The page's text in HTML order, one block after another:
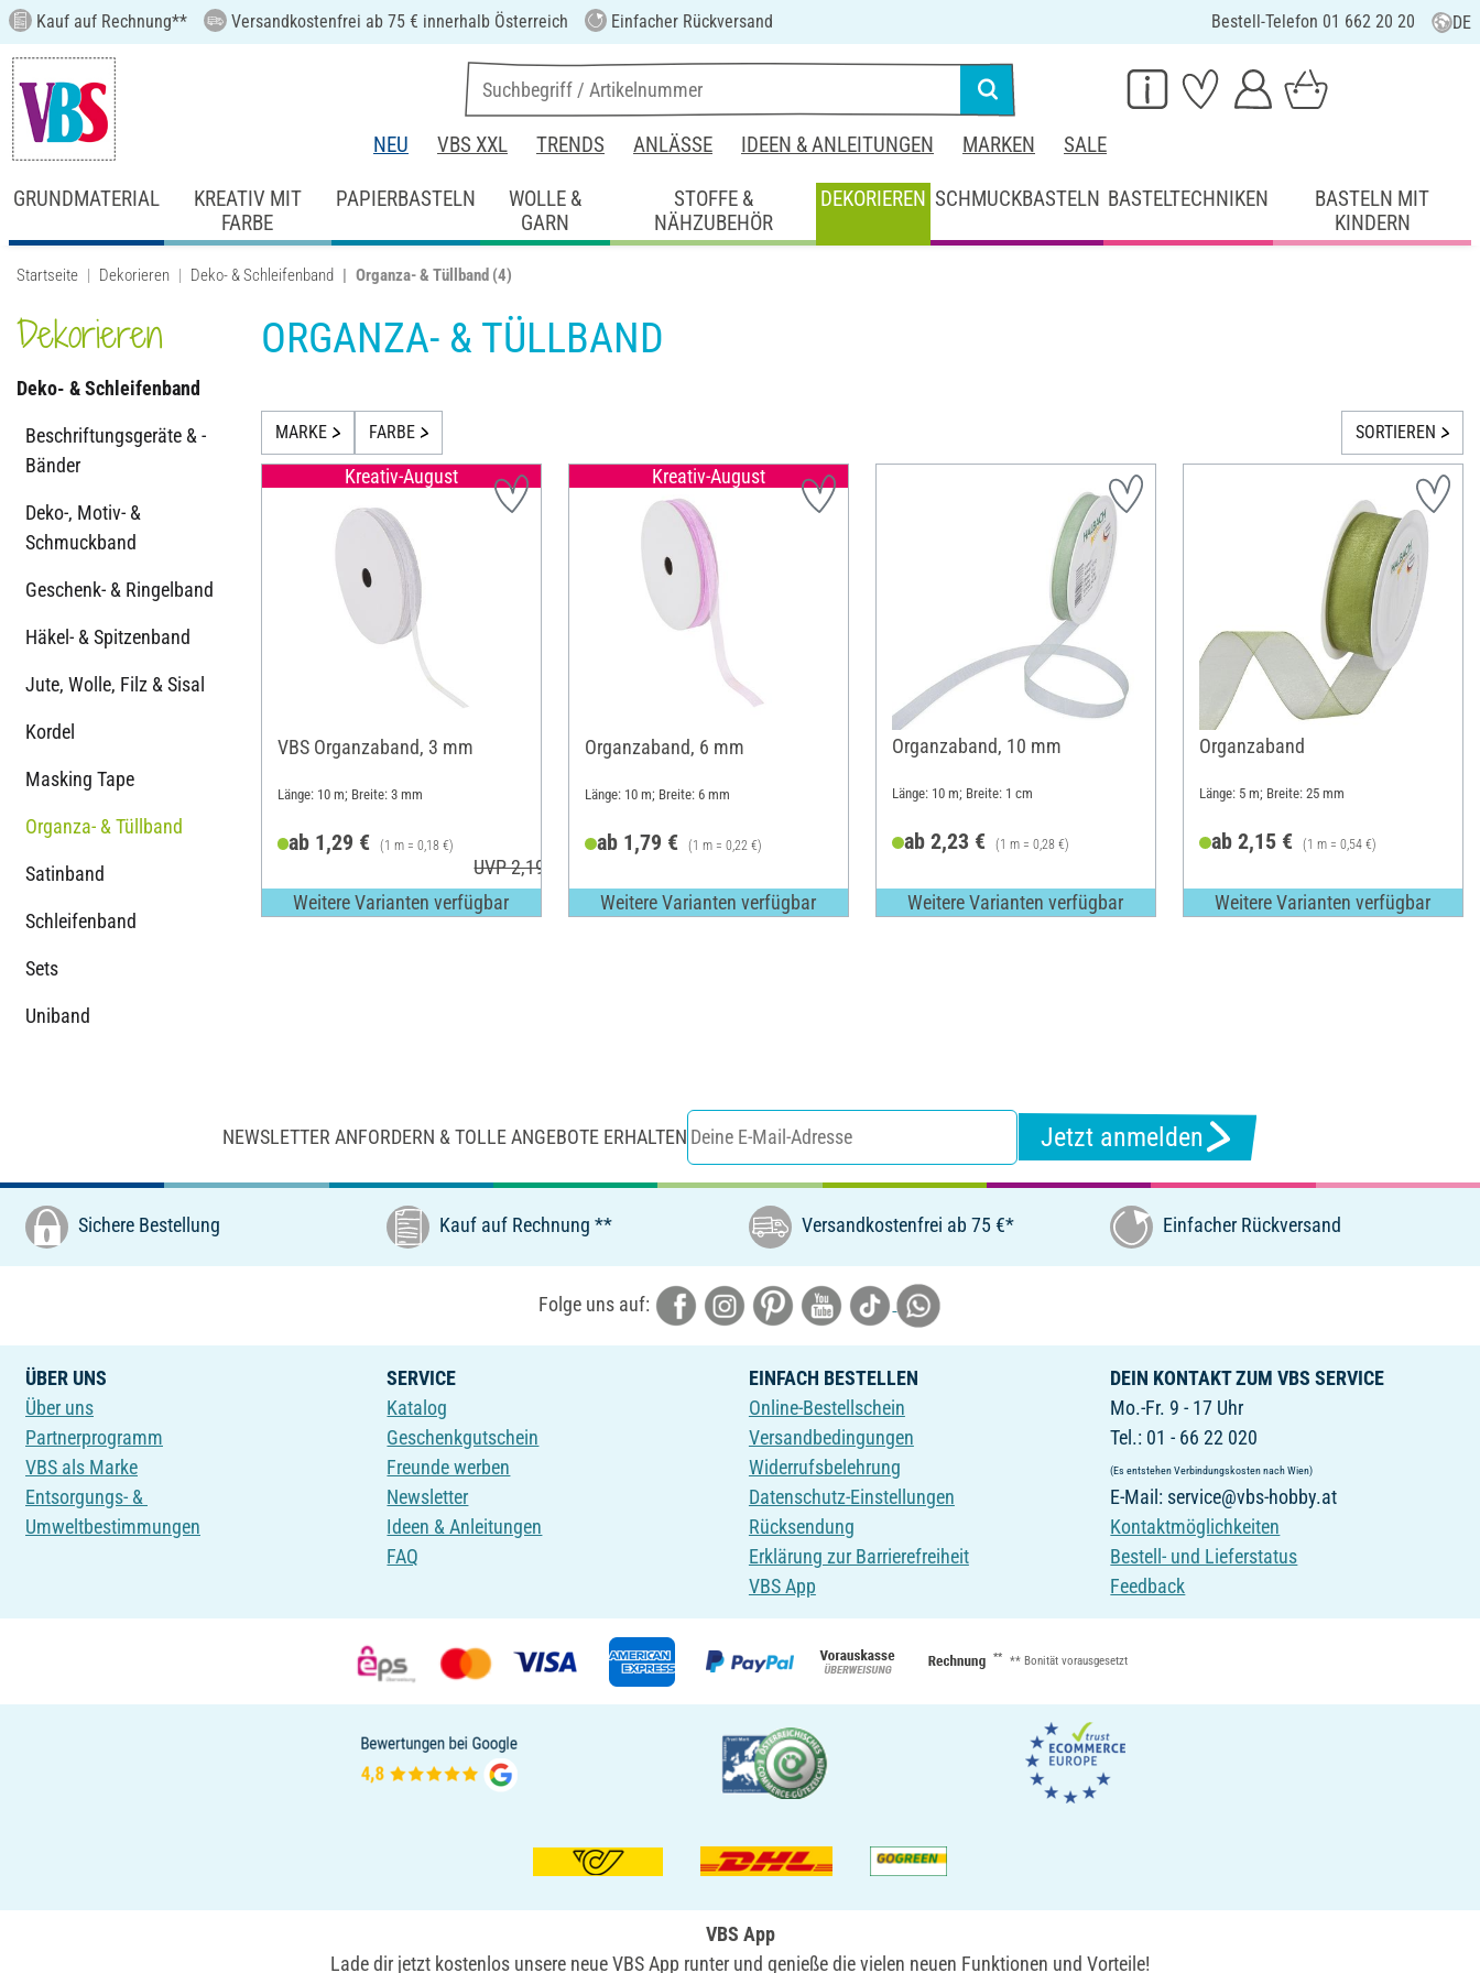
Kauf auf Rechnung** Versandkostenfrei ab 75 € innerhalb Österreich Einfacher Rückversand Bestell-Telefon 01 662 20 20 DE
NEU VBS XXL TRENDS ANLÄSSE IDEEN & ANLEITUNGEN MARKEN SALE
GRUNDMATERIAL
KREATIV MIT
FARBE
PAPIERBASTELN
WOLLE &
GARN
STOFFE &
NÄHZUBEHÖR
DEKORIEREN SCHMUCKBASTELN BASTELTECHNIKEN
BASTELN MIT
KINDERN
Startseite Dekorieren Deko- & Schleifenband Organza- & Tüllband (4)
Dekorieren
Deko- & Schleifenband
Beschriftungsgeräte & -
Bänder
Deko-, Motiv- &
Schmuckband
Geschenk- & Ringelband
Häkel- & Spitzenband
Jute, Wolle, Filz & Sisal
Kordel
Masking Tape
Organza- & Tüllband
Satinband
Schleifenband
Sets
Uniband
ORGANZA- & TÜLLBAND
MARKE FARBE SORTIEREN
Kreativ-August
VBS Organzaband, 3 mm
Länge: 10 m; Breite: 3 mm
ab 1,29 € (1 m = 0,18 €)
UVP 2,19 €
Weitere Varianten verfügbar
Kreativ-August
Organzaband, 6 mm
Länge: 10 m; Breite: 6 mm
ab 1,79 € (1 m = 0,22 €)
Weitere Varianten verfügbar
Organzaband, 10 mm
Länge: 10 m; Breite: 1 cm
ab 2,23 € (1 m = 0,28 €)
Weitere Varianten verfügbar
Organzaband
Länge: 5 m; Breite: 25 mm
ab 2,15 € (1 m = 0,54 €)
Weitere Varianten verfügbar
NEWSLETTER ANFORDERN & TOLLE ANGEBOTE ERHALTEN Jetzt anmelden
Sichere Bestellung Kauf auf Rechnung ** Versandkostenfrei ab 75 €* Einfacher Rückversand
Folge uns auf:
ÜBER UNS
Über uns
Partnerprogramm
VBS als Marke
Entsorgungs- &
Umweltbestimmungen
SERVICE
Katalog
Geschenkgutschein
Freunde werben
Newsletter
Ideen & Anleitungen
FAQ
EINFACH BESTELLEN
Online-Bestellschein
Versandbedingungen
Widerrufsbelehrung
Datenschutz-Einstellungen
Rücksendung
Erklärung zur Barrierefreiheit
VBS App
DEIN KONTAKT ZUM VBS SERVICE
Mo.-Fr. 9 - 17 Uhr
Tel.: 01 - 66 22 020
(Es entstehen Verbindungskosten nach Wien)
E-Mail: service@vbs-hobby.at
Kontaktmöglichkeiten
Bestell- und Lieferstatus
Feedback
** ** Bonität vorausgesetzt
VBS App
Lade dir jetzt kostenlos unsere neue VBS App runter und genieße die vielen neuen Funktionen und Vorteile!